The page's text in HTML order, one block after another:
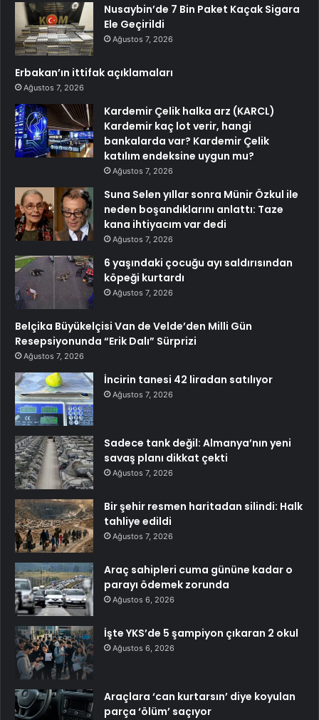
Nusaybin’de 7 Bin Paket Kaçak Sigara
Ele Geçirildi
Ağustos 7, 2026
Erbakan’ın ittifak açıklamaları
Ağustos 7, 2026
Kardemir Çelik halka arz (KARCL)
Kardemir kaç lot verir, hangi
bankalarda var? Kardemir Çelik
katılım endeksine uygun mu?
Ağustos 7, 2026
Suna Selen yıllar sonra Münir Özkul ile
neden boşandıklarını anlattı: Taze
kana ihtiyacım var dedi
Ağustos 7, 2026
6 yaşındaki çocuğu ayı saldırısından
köpeği kurtardı
Ağustos 7, 2026
Belçika Büyükelçisi Van de Velde’den Milli Gün
Resepsiyonunda “Erik Dalı” Sürprizi
Ağustos 7, 2026
İncirin tanesi 42 liradan satılıyor
Ağustos 7, 2026
Sadece tank değil: Almanya’nın yeni
savaş planı dikkat çekti
Ağustos 7, 2026
Bir şehir resmen haritadan silindi: Halk
tahliye edildi
Ağustos 7, 2026
Araç sahipleri cuma gününe kadar o
parayı ödemek zorunda
Ağustos 6, 2026
İşte YKS’de 5 şampiyon çıkaran 2 okul
Ağustos 6, 2026
Araçlara ‘can kurtarsın’ diye koyulan
parça ‘ölüm’ saçıyor